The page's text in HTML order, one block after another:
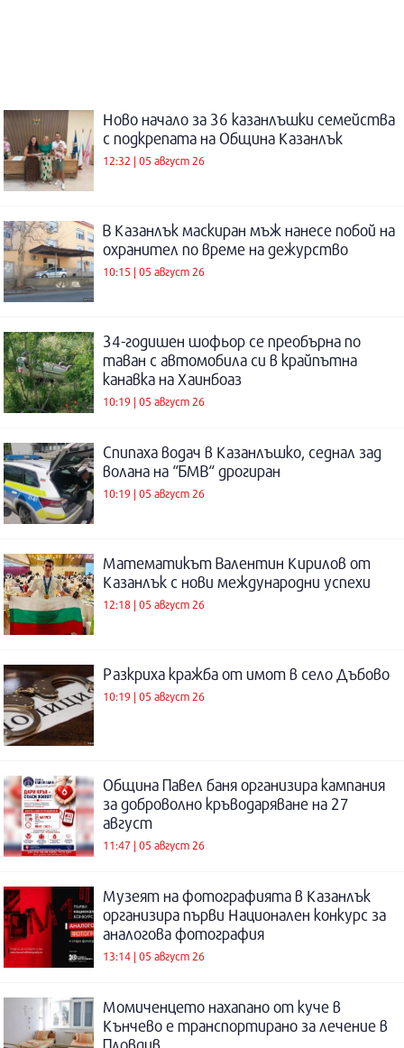
Ново начало за 36 казанлъшки семейства
с подкрепата на Община Казанлък
12:32 | 05 август 26
В Казанлък маскиран мъж нанесе побой на
охранител по време на дежурство
10:15 | 05 август 26
34-годишен шофьор се преобърна по
таван с автомобила си в крайпътна
канавка на Хаинбоаз
10:19 | 05 август 26
Спипаха водач в Казанлъшко, седнал зад
волана на “БМВ“ дрогиран
10:19 | 05 август 26
Математикът Валентин Кирилов от
Казанлък с нови международни успехи
12:18 | 05 август 26
Разкриха кражба от имот в село Дъбово
10:19 | 05 август 26
Община Павел баня организира кампания
за доброволно кръводаряване на 27
август
11:47 | 05 август 26
Музеят на фотографията в Казанлък
организира първи Национален конкурс за
аналогова фотография
13:14 | 05 август 26
Момиченцето нахапано от куче в
Кънчево е транспортирано за лечение в